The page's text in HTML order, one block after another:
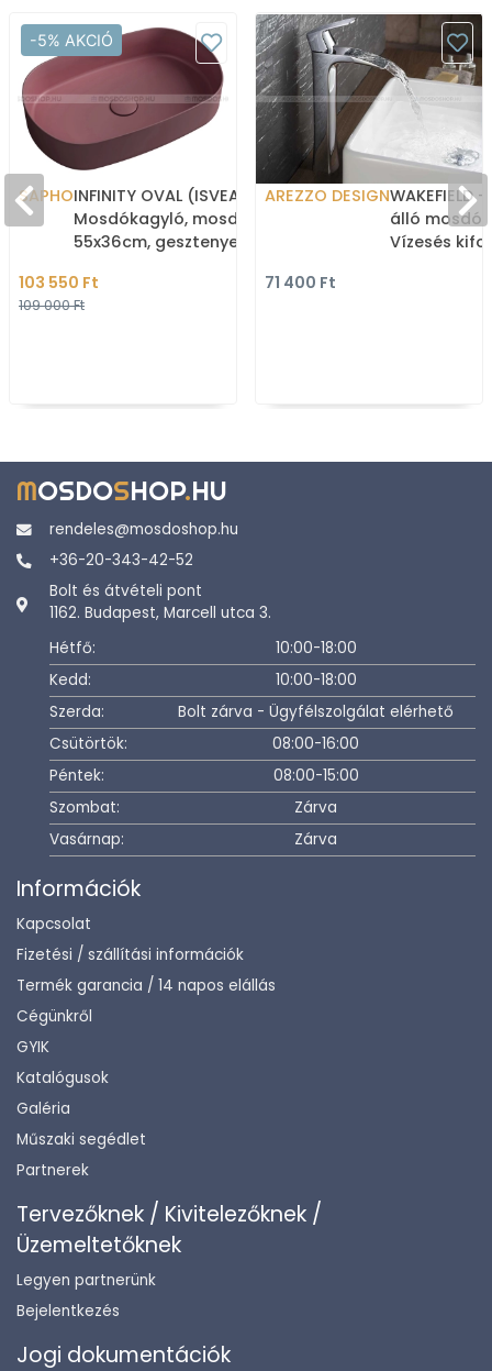
-5% AKCIÓ
SAPHOINFINITY OVAL (ISVEA) -
Mosdókagyló, mosdó
55x36cm, gesztenye
szerelhető - K
103 550 Ft
109 000 Ft
AREZZO DESIGN
álló mosdó
Vízesés
71 400 Ft
MOSDOSHOP.HU
rendeles@mosdoshop.hu
+36-20-343-42-52
Bolt és átvételi pont
1162. Budapest, Marcell utca 3.
Hétfő:
10:00-18:00
Kedd:
10:00-18:00
Szerda:
Bolt zárva - Ügyfélszolgálat elérhető
Csütörtök:
08:00-16:00
Péntek:
08:00-15:00
Szombat:
Zárva
Vasárnap:
Zárva
Információk
Kapcsolat
Fizetési / szállítási információk
Termék garancia / 14 napos elállás
Cégünkről
GYIK
Katalógusok
Galéria
Műszaki segédlet
Partnerek
Tervezőknek / Kivitelezőknek /
Üzemeltetőknek
Legyen partnerünk
Bejelentkezés
Jogi dokumentációk